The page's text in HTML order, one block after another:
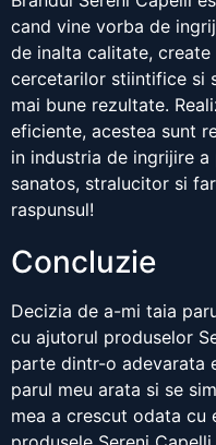
cand vine vorba de
de inalta calitate,
cercetarilor stiintifice si
mai bune rezultate.
eficiente, acestea sunt
in industria de ingrijire
sanatos, stralucitor si
raspunsul!
Concluzie
Decizia de a-mi taia
cu ajutorul produselor
parte dintr-o adevarata
parul meu arata si se
mea a crescut odata cu